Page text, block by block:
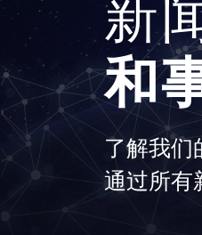
新
和
了解我们
通过所有